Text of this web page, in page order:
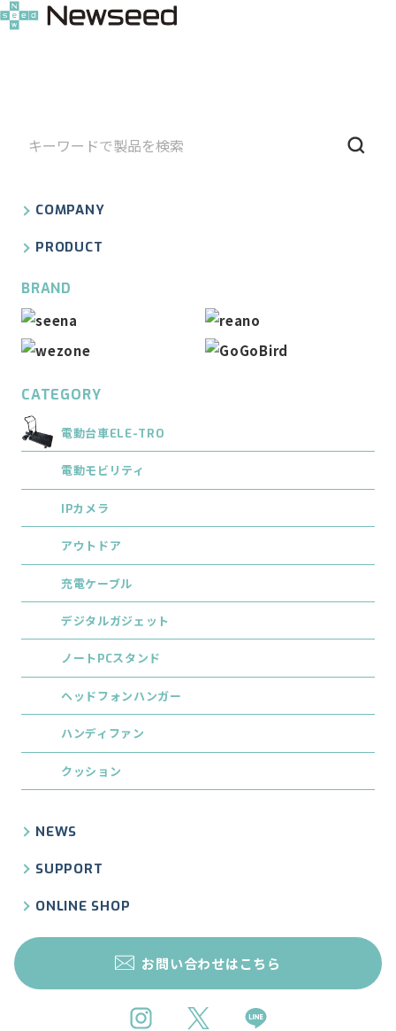
COMPANY
PRODUCT
BRAND
CATEGORY
電動台車ELE-TRO
電動モビリティ
IPカメラ
アウトドア
充電ケーブル
デジタルガジェット
ノートPCスタンド
ヘッドフォンハンガー
ハンディファン
クッション
NEWS
SUPPORT
ONLINE SHOP
お問い合わせはこちら